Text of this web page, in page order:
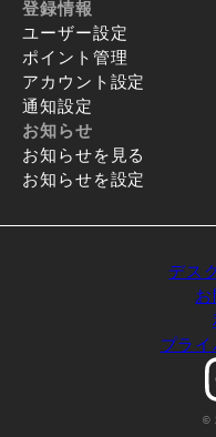
登録情報
ユーザー設定
ポイント管理
アカウント設定
通知設定
お知らせ
お知らせを見る
お知らせを設定
デス
プラ
©